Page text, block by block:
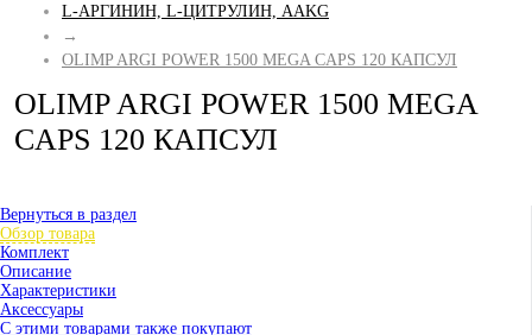
L-АРГИНИН, L-ЦИТРУЛИН, AAKG
→
OLIMP ARGI POWER 1500 MEGA CAPS 120 КАПСУЛ
OLIMP ARGI POWER 1500 MEGA
CAPS 120 КАПСУЛ
Вернуться в раздел
Обзор товара
Комплект
Описание
Характеристики
Аксессуары
С этими товарами также покупают